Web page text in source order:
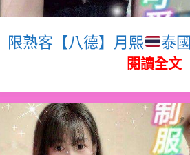
限熟客【八德】月熙 泰
閱讀全文